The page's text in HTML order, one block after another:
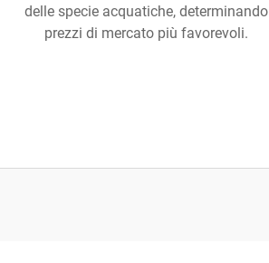
delle specie acquatiche, determinando
prezzi di mercato più favorevoli.